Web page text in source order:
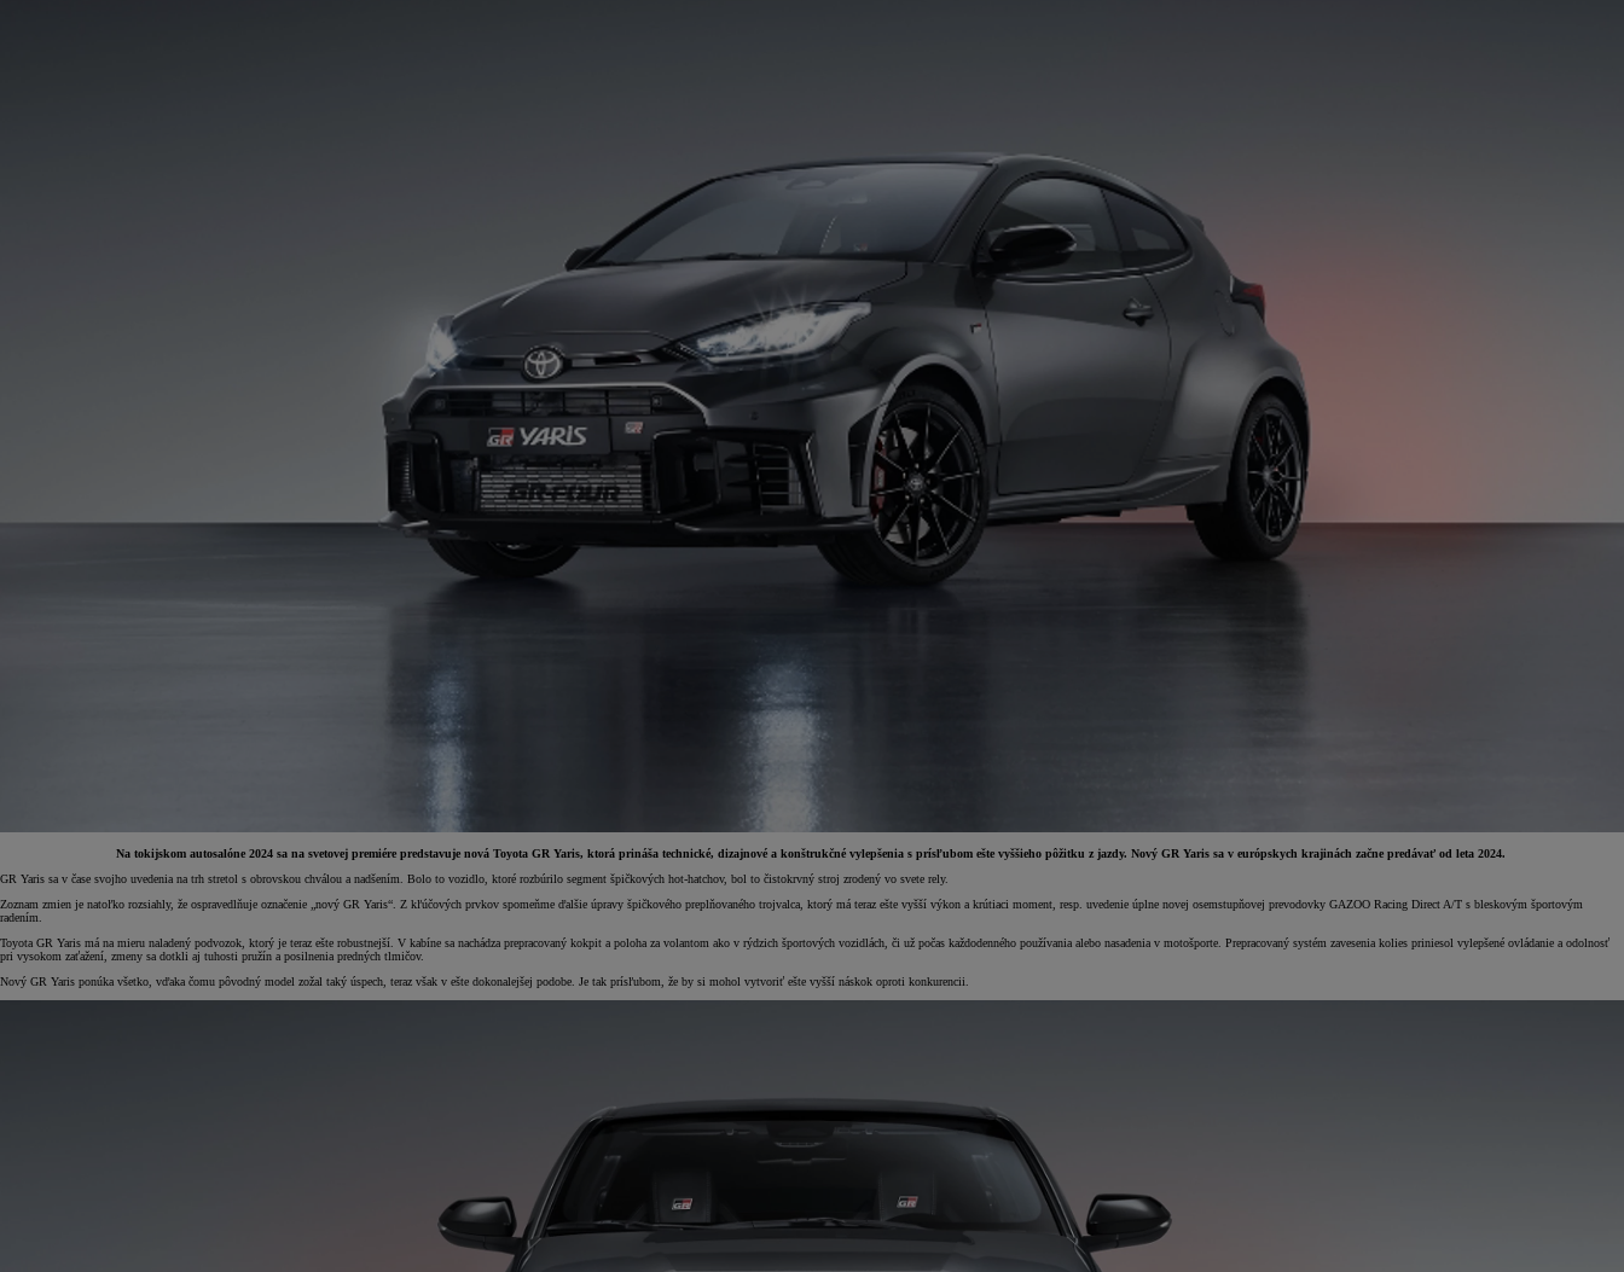
vr. zvýhodnenia1 000 €
a bonusu za výkup500 €
Na tokijskom autosalóne 2024 sa na svetovej premiére predstavuje nová Toyota GR Yaris, ktorá prináša technické, dizajnové a konštrukčné vylepšenia s prísľubom ešte vyššieho pôžitku z jazdy. Nový GR Yaris sa v európskych krajinách začne predávať od leta 2024.
GR Yaris sa v čase svojho uvedenia na trh stretol s obrovskou chválou a nadšením. Bolo to vozidlo, ktoré rozbúrilo segment špičkových hot-hatchov, bol to čistokrvný stroj zrodený vo svete rely.
Zoznam zmien je natoľko rozsiahly, že ospravedlňuje označenie „nový GR Yaris“. Z kľúčových prvkov spomeňme ďalšie úpravy špičkového preplňovaného trojvalca, ktorý má teraz ešte vyšší výkon a krútiaci moment, resp. uvedenie úplne novej osemstupňovej prevodovky GAZOO Racing Direct A/T s bleskovým športovým
radením.
Toyota GR Yaris má na mieru naladený podvozok, ktorý je teraz ešte robustnejší. V kabíne sa nachádza prepracovaný kokpit a poloha za volantom ako v rýdzich športových vozidlách, či už počas každodenného používania alebo nasadenia v motošporte. Prepracovaný systém zavesenia kolies priniesol vylepšené ovládanie a odolnosť
pri vysokom zaťažení, zmeny sa dotkli aj tuhosti pružín a posilnenia predných tlmičov.
Nový GR Yaris ponúka všetko, vďaka čomu pôvodný model zožal taký úspech, teraz však v ešte dokonalejšej podobe. Je tak prísľubom, že by si mohol vytvoriť ešte vyšší náskok oproti konkurencii.